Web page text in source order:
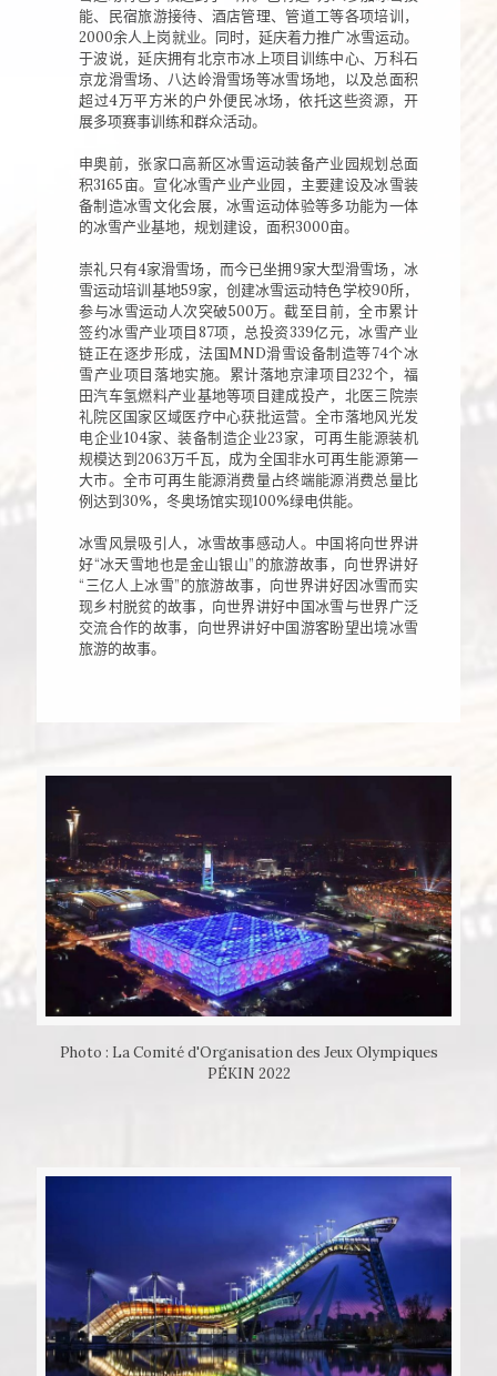
能、民宿旅游接待、酒店管理、管道工等各项培训，
2000余人上岗就业。同时，延庆着力推广冰雪运动。
于波说，延庆拥有北京市冰上项目训练中心、万科石
京龙滑雪场、八达岭滑雪场等冰雪场地，以及总面积
超过4万平方米的户外便民冰场，依托这些资源，开
展多项赛事训练和群众活动。
申奥前，张家口高新区冰雪运动装备产业园规划总面
积3165亩。宣化冰雪产业产业园，主要建设及冰雪装
备制造冰雪文化会展，冰雪运动体验等多功能为一体
的冰雪产业基地，规划建设，面积3000亩。
崇礼只有4家滑雪场，而今已坐拥9家大型滑雪场，冰
雪运动培训基地59家，创建冰雪运动特色学校90所，
参与冰雪运动人次突破500万。截至目前，全市累计
签约冰雪产业项目87项，总投资339亿元，冰雪产业
链正在逐步形成，法国MND滑雪设备制造等74个冰
雪产业项目落地实施。累计落地京津项目232个，福
田汽车氢燃料产业基地等项目建成投产，北医三院崇
礼院区国家区域医疗中心获批运营。全市落地风光发
电企业104家、装备制造企业23家，可再生能源装机
规模达到2063万千瓦，成为全国非水可再生能源第一
大市。全市可再生能源消费量占终端能源消费总量比
例达到30%，冬奥场馆实现100%绿电供能。
冰雪风景吸引人，冰雪故事感动人。中国将向世界讲
好“冰天雪地也是金山银山”的旅游故事，向世界讲好
“三亿人上冰雪”的旅游故事，向世界讲好因冰雪而实
现乡村脱贫的故事，向世界讲好中国冰雪与世界广泛
交流合作的故事，向世界讲好中国游客盼望出境冰雪
旅游的故事。
Photo : La Comité d'Organisation des Jeux Olympiques
PÉKIN 2022